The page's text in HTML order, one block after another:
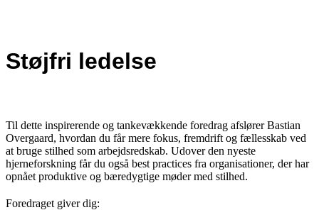
Støjfri ledelse
Til dette inspirerende og tankevækkende foredrag afslører Bastian
Overgaard, hvordan du får mere fokus, fremdrift og fællesskab ved
at bruge stilhed som arbejdsredskab. Udover den nyeste
hjerneforskning får du også best practices fra organisationer, der har
opnået produktive og bæredygtige møder med stilhed.
Foredraget giver dig: